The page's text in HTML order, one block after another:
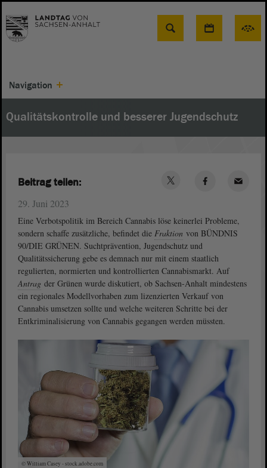
Suche
Navigation
Qualitätskontrolle und besserer Jugendschutz
29. Juni 2023
Eine Verbotspolitik im Bereich Cannabis löse keinerlei Probleme,
sondern schaffe zusätzliche, befindet die Fraktion von BÜNDNIS
90/DIE GRÜNEN. Suchtprävention, Jugendschutz und
Qualitätssicherung gebe es demnach nur mit einem staatlich
regulierten, normierten und kontrollierten Cannabismarkt. Auf
Antrag der Grünen wurde diskutiert, ob Sachsen-Anhalt mindestens
ein regionales Modellvorhaben zum lizenzierten Verkauf von
Cannabis umsetzen sollte und welche weiteren Schritte bei der
Entkriminalisierung von Cannabis gegangen werden müssten.
© William Casey - stock.adobe.com
Beitrag teilen: